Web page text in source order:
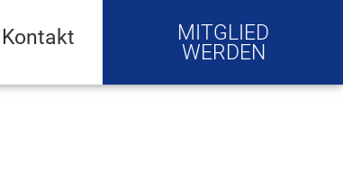
Kontakt
MITGLIED
WERDEN